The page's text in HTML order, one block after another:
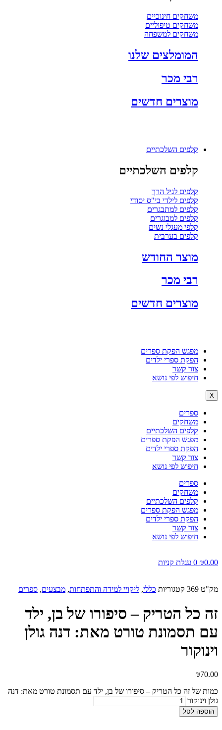
משחקים חינוכיים
משחקים טיפוליים
משחקים למשפחה
המומלצים שלנו
רבי מכר
מוצרים חדשים
קלפים השלכתיים
קלפים השלכתיים
קלפים לגיל הרך
קלפים לילדי בי"ס יסודי
קלפים למתבגרים
קלפים למבוגרים
קלפי מעגלי נשים
קלפים בערבית
מוצר החודש
רבי מכר
מוצרים חדשים
מפגש הפקת ספרים
הפקת ספרי ילדים
צור קשר
חיפוש לפי נושא
X
ספרים
משחקים
קלפים השלכתיים
מפגש הפקת ספרים
הפקת ספרי ילדים
צור קשר
חיפוש לפי נושא
ספרים
משחקים
קלפים השלכתיים
מפגש הפקת ספרים
הפקת ספרי ילדים
צור קשר
חיפוש לפי נושא
₪0.00
0 עגלת קניות
מק"ט 369 קטגוריות כללי, ליקויי למידה והתפתחות, מבצעים, ספרים
זה כל הטריק – סיפורו של בן, ילד
עם תסמונת טורט מאת: דנה גולן
וינוקור
₪70.00
כמות של זה כל הטריק – סיפורו של בן, ילד עם תסמונת טורט מאת: דנה
גולן וינוקור
הוספה לסל